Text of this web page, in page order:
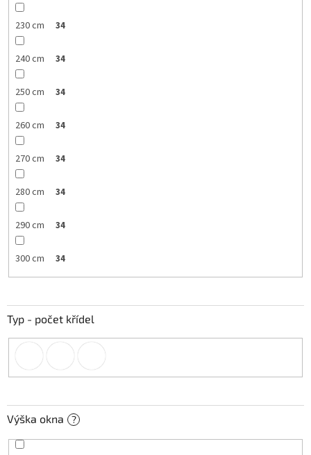
230 cm 34
240 cm 34
250 cm 34
260 cm 34
270 cm 34
280 cm 34
290 cm 34
300 cm 34
Typ - počet křídel
Výška okna ?